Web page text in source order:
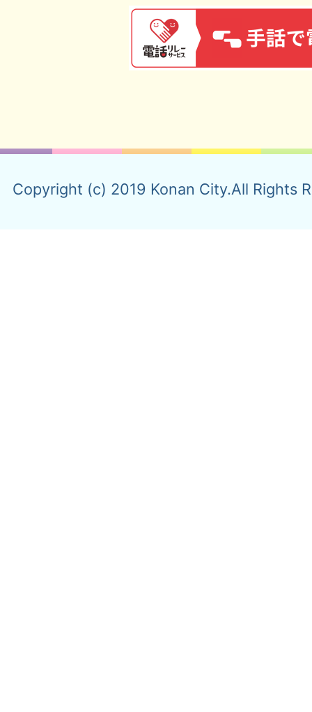
Copyright (c) 2019 Konan City.All Rights